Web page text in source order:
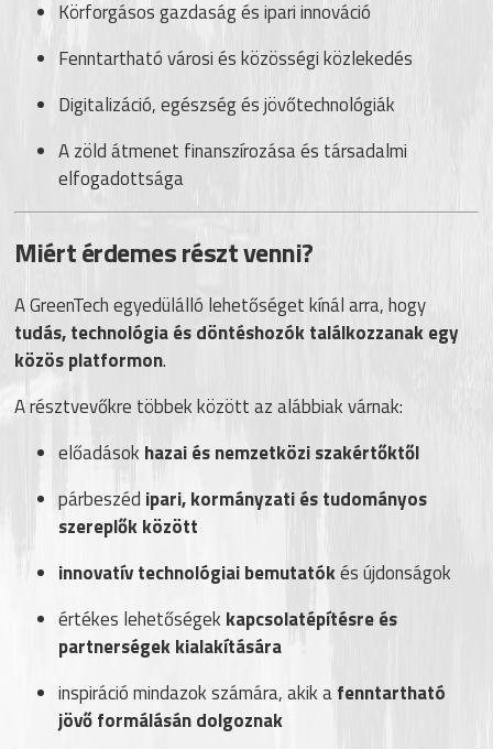
Körforgásos gazdaság és ipari innováció
Fenntartható városi és közösségi közlekedés
Digitalizáció, egészség és jövőtechnológiák
A zöld átmenet finanszírozása és társadalmi
elfogadottsága
Miért érdemes részt venni?
A GreenTech egyedülálló lehetőséget kínál arra, hogy
tudás, technológia és döntéshozók találkozzanak egy
közös platformon.
A résztvevőkre többek között az alábbiak várnak:
előadások hazai és nemzetközi szakértőktől
párbeszéd ipari, kormányzati és tudományos
szereplők között
innovatív technológiai bemutatókés újdonságok
értékes lehetőségek kapcsolatépítésre és
partnerségek kialakítására
inspiráció mindazok számára, akik afenntartható
jövő formálásán dolgoznak